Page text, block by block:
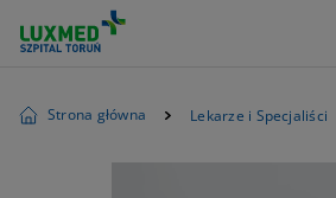
Strona główna Lekarze i Specjaliści